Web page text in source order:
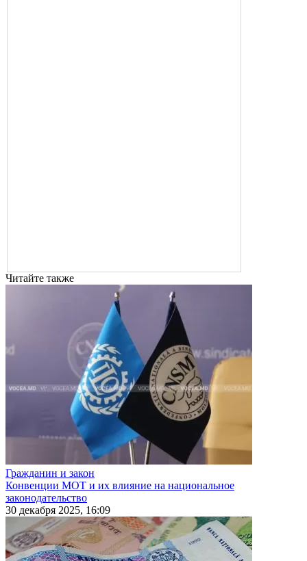
Читайте также
Гражданин и закон
Конвенции МОТ и их влияние на национальное
законодательство
30 декабря 2025, 16:09